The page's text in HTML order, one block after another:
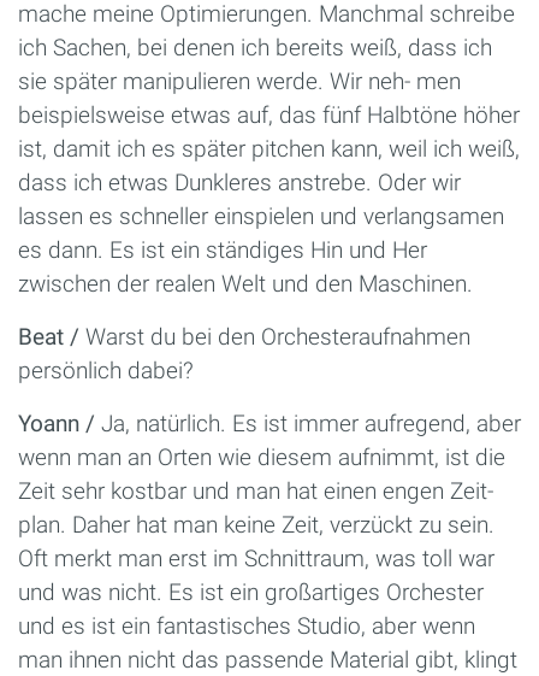
mache meine Optimierungen. Manchmal schreibe
ich Sachen, bei denen ich bereits weiß, dass ich
sie später manipulieren werde. Wir neh- men
beispielsweise etwas auf, das fünf Halbtöne höher
ist, damit ich es später pitchen kann, weil ich weiß,
dass ich etwas Dunkleres anstrebe. Oder wir
lassen es schneller einspielen und verlangsamen
es dann. Es ist ein ständiges Hin und Her
zwischen der realen Welt und den Maschinen.
Beat / Warst du bei den Orchesteraufnahmen
persönlich dabei?
Yoann / Ja, natürlich. Es ist immer aufregend, aber
wenn man an Orten wie diesem aufnimmt, ist die
Zeit sehr kostbar und man hat einen engen Zeit-
plan. Daher hat man keine Zeit, verzückt zu sein.
Oft merkt man erst im Schnittraum, was toll war
und was nicht. Es ist ein großartiges Orchester
und es ist ein fantastisches Studio, aber wenn
man ihnen nicht das passende Material gibt, klingt